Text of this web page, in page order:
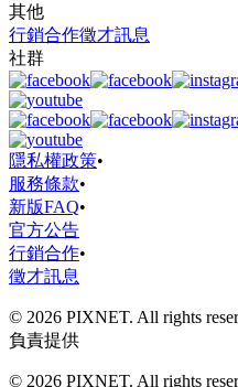
其他
行銷合作徵才訊息
社群
隱私權政策•
服務條款•
新版FAQ•
官方公告
行銷合作•
徵才訊息
© 2026 PIXNET. All rights
負責提供
© 2026 PIXNET. All rights